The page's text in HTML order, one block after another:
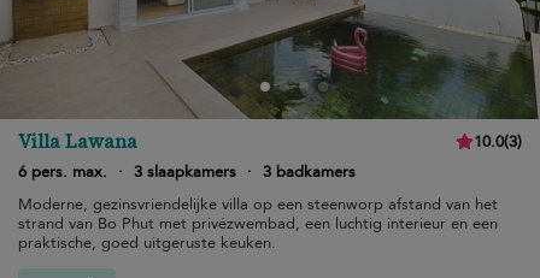
Villa Lawana 10.0(3)
6 pers. max.
· 3 slaapkamers · 3 badkamers
Moderne, gezinsvriendelijke villa op een steenworp afstand van het
strand van Bo Phut met privézwembad, een luchtig interieur en een
praktische, goed uitgeruste keuken.